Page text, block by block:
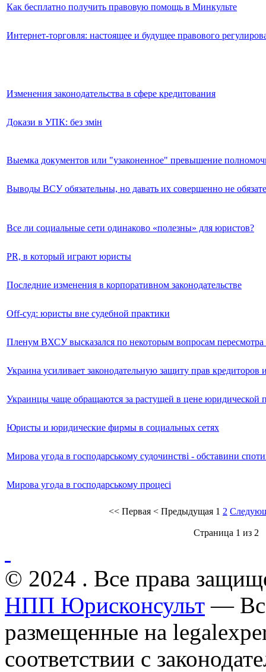
Как бесплатно получить правовую помощь в Минкульте
Интернет-торговля: настоящее и будущее правового
Изменения законодательства в сфере кредитования
Докази в УПК: без змін
Выемка документов или "узаконенное" превышение
Выводы ВСУ обязательны, но давать их совершенно не
Все ли социальные сети одинаково «полезны» для юристов?
PR, в который играют юристы
Последние изменения в корпоративном законодательстве
Off-суд: юристы вне судебной практики
Пленум ВХСУ высказался по некоторым вопросам
Украина усиливает законодательную защиту прав
Украинцы чаще обращаются за растущей в цене юридической
Юристы и юридические фирмы в социальных сетях
Мирова угода в господарському судочинстві - обставини
Мирова угода в господарському процесі
<< Первая < Предыдущая 1 2
Страница 1 из 2
© 2024 . Все права
НПП Юрисконсульт —
размещенные на
соответствии с